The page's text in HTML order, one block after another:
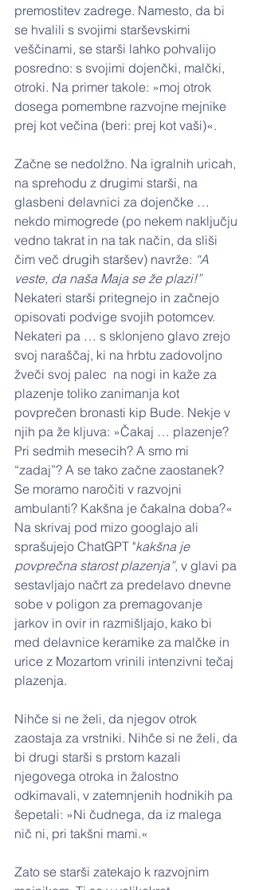
premostitev zadrege. Namesto, da bi
se hvalili s svojimi starševskimi
veščinami, se starši lahko pohvalijo
posredno: s svojimi dojenčki, malčki,
otroki. Na primer takole: »moj otrok
dosega pomembne razvojne mejnike
prej kot večina (beri: prej kot vaši)«.
Začne se nedolžno. Na igralnih uricah,
na sprehodu z drugimi starši, na
glasbeni delavnici za dojenčke …
nekdo mimogrede (po nekem naključju
vedno takrat in na tak način, da sliši
čim več drugih staršev) navrže: “A
veste, da naša Maja se že plazi!”
Nekateri starši pritegnejo in začnejo
opisovati podvige svojih potomcev.
Nekateri pa … s sklonjeno glavo zrejo
svoj naraščaj, ki na hrbtu zadovoljno
žveči svoj palec  na nogi in kaže za
plazenje toliko zanimanja kot
povprečen bronasti kip Bude. Nekje v
njih pa že kljuva: »Čakaj … plazenje?
Pri sedmih mesecih? A smo mi
“zadaj”? A se tako začne zaostanek?
Se moramo naročiti v razvojni
ambulanti? Kakšna je čakalna doba?«
Na skrivaj pod mizo googlajo ali
sprašujejo ChatGPT "kakšna je
povprečna starost plazenja”, v glavi pa
sestavljajo načrt za predelavo dnevne
sobe v poligon za premagovanje
jarkov in ovir in razmišljajo, kako bi
med delavnice keramike za malčke in
urice z Mozartom vrinili intenzivni tečaj
plazenja.
Nihče si ne želi, da njegov otrok
zaostaja za vrstniki. Nihče si ne želi, da
bi drugi starši s prstom kazali
njegovega otroka in žalostno
odkimavali, v zatemnjenih hodnikih pa
šepetali: »Ni čudnega, da iz malega
nič ni, pri takšni mami.«
Zato se starši zatekajo k razvojnim